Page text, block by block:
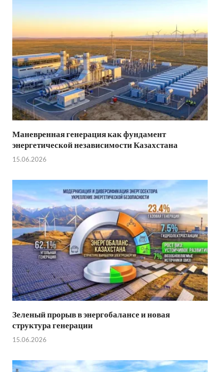
Маневренная генерация как фундамент
энергетической независимости Казахстана
15.06.2026
Зеленый прорыв в энергобалансе и новая
структура генерации
15.06.2026